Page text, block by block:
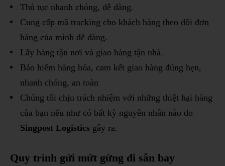
Thủ tục nhanh chóng, dễ dàng.
Cung cấp mã tracking cho khách hàng theo dõi đơn
hàng của mình dễ dàng.
Lấy hàng tận nơi và giao hàng tận nhà.
Bảo hiểm hàng hóa, cam kết giao hàng đúng hẹn,
nhanh chóng, an toàn
Chúng tôi chịu trách nhiệm với những thiệt hại hàng
của bạn nếu như có bất kỳ nguyên nhân nào do
Singpost Logistics gây ra.
Quy trình gửi mứt gừng đi sân bay